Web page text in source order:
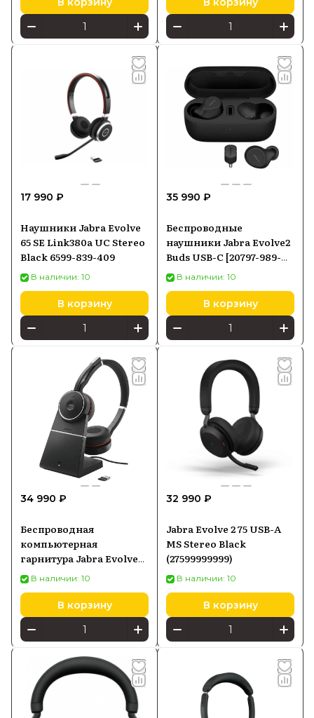
17 990 ₽
Наушники Jabra Evolve
65 SE Link380a UC Stereo
Black 6599-839-409
В наличии: 10
В корзину
35 990 ₽
Беспроводные
наушники Jabra Evolve2
Buds USB-C [20797-989-
899]В наличии: 10
В корзину
34 990 ₽
Беспроводная
компьютерная
гарнитура Jabra Evolve
75+ MS Stereo, черный
В наличии: 10
В корзину
32 990 ₽
Jabra Evolve 2 75 USB-A
MS Stereo Black
(27599999999)
В наличии: 10
В корзину